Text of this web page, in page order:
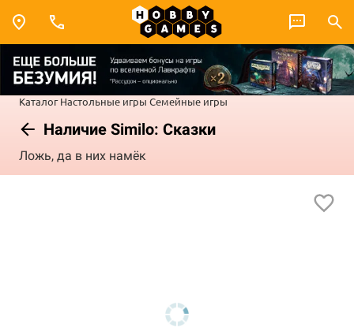
Каталог Настольные игры Семейные игры
Наличие Similo: Сказки
Ложь, да в них намёк